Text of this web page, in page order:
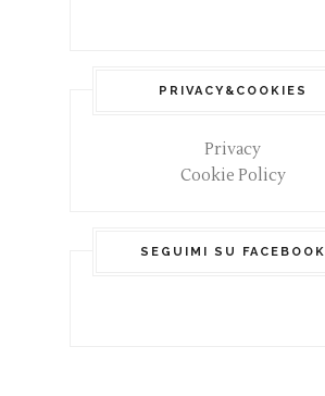
PRIVACY&COOKIES
Privacy
Cookie Policy
SEGUIMI SU FACEBOOK